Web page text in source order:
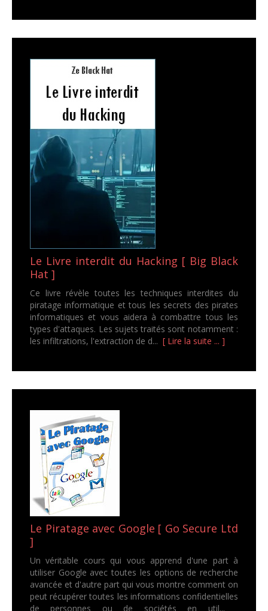
Le Livre interdit du Hacking [ Big Black
Hat ]
Ce livre révèle toutes les techniques interdites du
piratage informatique et tous les secrets des pirates
informatiques et vous aidera à combattre tous les
types d'attaques. Les sujets traités sont notamment :
les infiltrations, l'extraction de d... [ Lire la suite ... ]
Le Piratage avec Google [ Go Secure Ltd
]
Un véritable cours qui vous apprend d'une part à
utiliser Google avec toutes les options de recherche
avancée et d'autre part qui vous montre comment on
peut récupérer toutes les informations confidentielles
de personnes ou de sociétés en util...